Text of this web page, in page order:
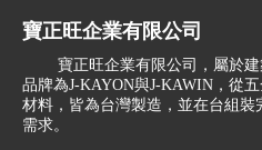
寶正旺企業有限公司
寶正旺企業有限公司，屬於
品牌為J-KAYON與J-KAWIN，從
材料，皆為台灣製造，並在台組裝
需求。